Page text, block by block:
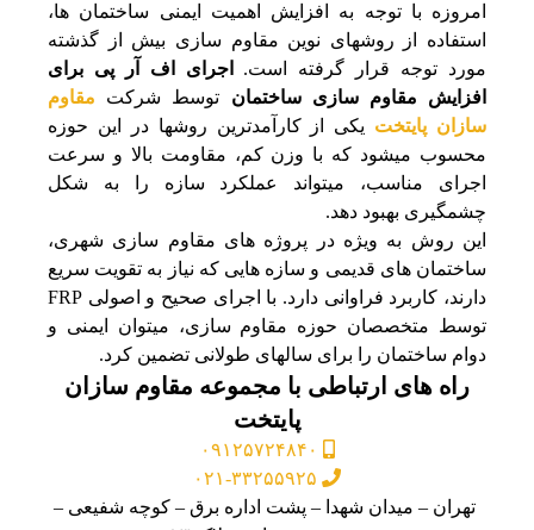
امروزه با توجه به افزایش اهمیت ایمنی ساختمان‌ ها،
استفاده از روشهای نوین مقاوم‌ سازی بیش از گذشته
مورد توجه قرار گرفته است.
اجرای اف آر پی برای
افزایش مقاوم سازی ساختمان توسط شرکت مقاوم
سازان پایتخت یکی از کارآمدترین روشها در این حوزه
محسوب میشود که با وزن کم، مقاومت بالا و سرعت
اجرای مناسب، میتواند عملکرد سازه را به شکل
چشمگیری بهبود دهد.
این روش به ویژه در پروژه‌ های مقاوم‌ سازی شهری،
ساختمان‌ های قدیمی و سازه‌ هایی که نیاز به تقویت سریع
دارند، کاربرد فراوانی دارد. با اجرای صحیح و اصولی FRP
توسط متخصصان حوزه مقاوم‌ سازی، میتوان ایمنی و
دوام ساختمان را برای سالهای طولانی تضمین کرد.
راه های ارتباطی با مجموعه مقاوم سازان
پایتخت
۰۹۱۲۵۷۲۴۸۴۰
۰۲۱-۳۳۲۵۵۹۲۵
تهران – میدان شهدا – پشت اداره برق – کوچه شفیعی –